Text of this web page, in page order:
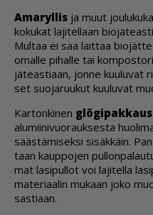
Ama­ryl­lis ja muut
ko­ku­kat la­ji­tel­laan
Mul­taa ei saa lait­taa
omal­le pi­hal­le tai
jä­te­as­ti­aan, jon­ne kuu­lu­vat
set suo­ja­ruu­kut kuu­lu­vat
Kar­ton­ki­nen glö­gi­pak­kaus
alu­mii­ni­vuo­rauk­ses­ta
sääs­tä­mi­sek­si si­säk­käin.
taan kaup­po­jen
mat la­si­pul­lot voi la­ji­tel­la
ma­te­ri­aa­lin mu­kaan joko
sas­ti­aan.